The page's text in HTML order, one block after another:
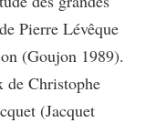
Pierre Lévêque
(Goujon 1989).
de Christophe
(Jacquet